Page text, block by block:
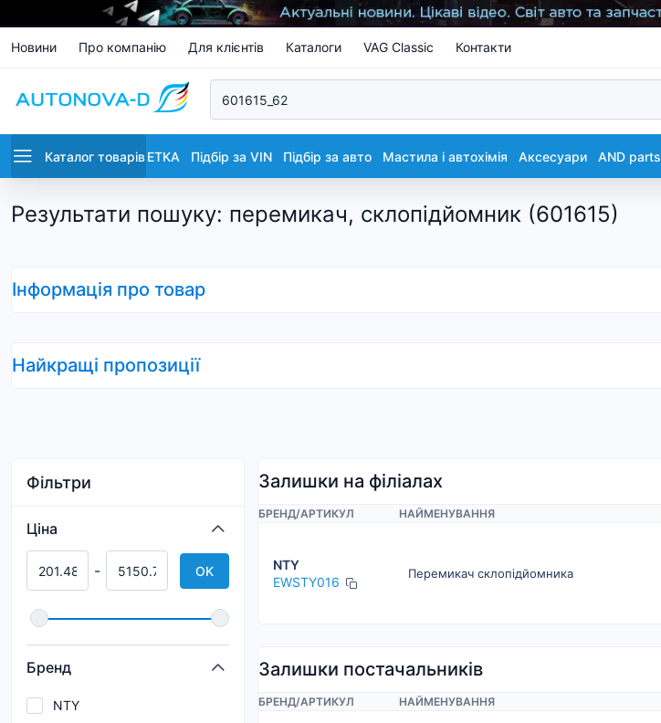
Новини Про компанію Для клієнтів Каталоги VAG Classic Контакти
Каталог товарівETKA Підбір за VIN Підбір за авто Мастила і автохімія Аксесуари AND parts
Результати пошуку: перемикач, склопідйомник (601615)
Інформація про товар
Найкращі пропозиції
Фільтри
Ціна
- OK
Бренд
NTY
Залишки на філіалах
БРЕНД/АРТИКУЛ НАЙМЕНУВАННЯ
NTY
EWSTY016
Перемикач склопідйомника
Залишки постачальників
БРЕНД/АРТИКУЛ НАЙМЕНУВАННЯ